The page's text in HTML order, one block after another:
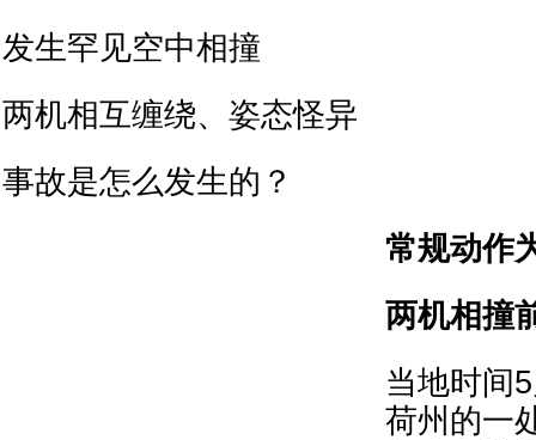
发生罕见空中相撞
两机相互缠绕、姿态怪异
事故是怎么发生的？
常规动作
两机相撞
当地时间
荷州的一